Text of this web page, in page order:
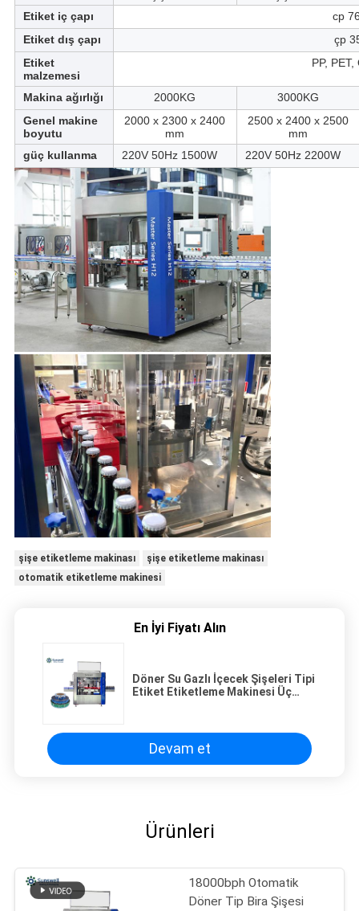
Etiket iç çapı
cp
Etiket dış çapı
çp
Etiket
malzemesi
PP, PET,
Makina ağırlığı 2000KG
3000KG
Genel makine
boyutu
2000 x 2300 x 2400
mm
2500 x 2400 x 2500
mm
güç kullanma
220V 50Hz 1500W 220V 50Hz 2200W
şişe etiketleme makinası
şişe etiketleme makinası
otomatik etiketleme makinesi
En İyi Fiyatı Alın
Döner Su Gazlı İçecek Şişeleri Tipi
Etiket Etiketleme Makinesi Üç
Devam et
Ürünleri
18000bph Otomatik
Döner Tip Bira Şişesi